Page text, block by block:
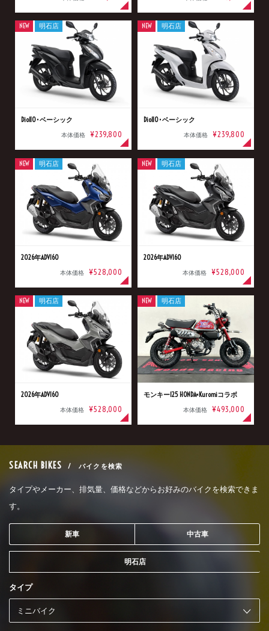
Dio110･ベーシック
本体価格 ¥239,800
NEW 明石店
Dio110･ベーシック
本体価格 ¥239,800
NEW 明石店
2026年ADV160
本体価格 ¥528,000
NEW 明石店
2026年ADV160
本体価格 ¥528,000
NEW 明石店
2026年ADV160
本体価格 ¥528,000
NEW 明石店
モンキー125 HONDA×Kuromiコラボ
本体価格 ¥493,000
NEW 明石店
SEARCH BIKES / バイクを検索
タイプやメーカー、排気量、価格などからお好みのバイクを検索できま
す。
新車 中古車
明石店
タイプ